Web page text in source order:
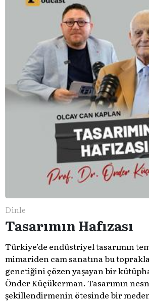
Dinle
Tasarımın Hafızası
Türkiye’de endüstriyel tasarımın
mimariden cam sanatına bu
genetiğini çözen yaşayan bir
Önder Küçükerman. ​Tasarımın
şekillendirmenin ötesinde bir